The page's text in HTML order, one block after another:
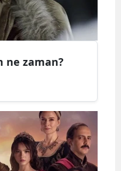
Burdur
Bursa
Denizli
Diyarbakır
ne zaman?